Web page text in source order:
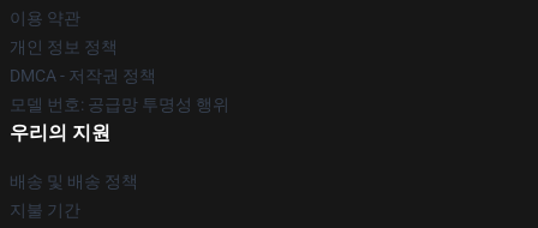
이용 약관
개인 정보 정책
DMCA - 저작권 정책
모델 번호: 공급망 투명성 행위
우리의 지원
배송 및 배송 정책
지불 기간